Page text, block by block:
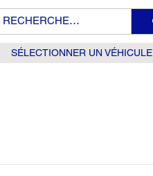
SÉLECTIONNER UN VÉHICULE